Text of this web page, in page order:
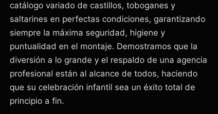
catálogo variado de castillos, toboganes y
saltarines en perfectas condiciones, garantizando
siempre la máxima seguridad, higiene y
puntualidad en el montaje. Demostramos que la
diversión a lo grande y el respaldo de una agencia
profesional están al alcance de todos, haciendo
que su celebración infantil sea un éxito total de
principio a fin.